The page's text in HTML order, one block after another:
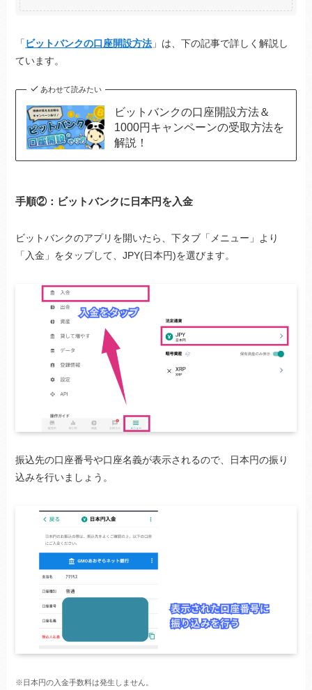
「 ビットバンクの口座開設方法 」は、下の記事で詳しく解説し
ています。
あわせて読みたい
ビットバンクの口座開設方法＆
1000円キャンペーンの受取方法を
解説！
手順②：ビットバンクに日本円を入金
ビットバンクのアプリを開いたら、下タブ「メニュー」より
「入金」をタップして、JPY(日本円)を選びます。
振込先の口座番号や口座名義が表示されるので、日本円の振り
込みを行いましょう。
※日本円の入金手数料は発生しません。